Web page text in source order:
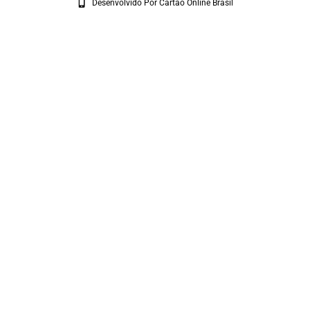
Desenvolvido Por Cartão Online Brasil